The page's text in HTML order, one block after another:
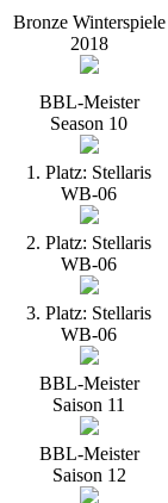
Bronze Winterspiele
2018
BBL-Meister
Season 10
1. Platz: Stellaris
WB-06
2. Platz: Stellaris
WB-06
3. Platz: Stellaris
WB-06
BBL-Meister
Saison 11
BBL-Meister
Saison 12